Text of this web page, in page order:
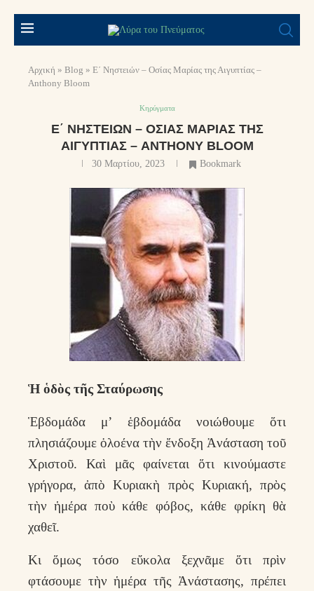
Αρχική » Blog » Ε΄ Νηστειών – Οσίας Μαρίας της Αιγυπτίας –
Anthony Bloom
Κηρύγματα
Ε΄ ΝΗΣΤΕΙΏΝ – ΟΣΊΑΣ ΜΑΡΊΑΣ ΤΗΣ
ΑΙΓΥΠΤΊΑΣ – ANTHONY BLOOM
30 Μαρτίου, 2023 Bookmark
Ἡ ὁδὸς τῆς Σταύρωσης
Ἑβδομάδα μ’ ἑβδομάδα νοιώθουμε ὅτι
πλησιάζουμε ὁλοένα τὴν ἔνδοξη Ἀνάσταση τοῦ
Χριστοῦ. Καὶ μᾶς φαίνεται ὅτι κινούμαστε
γρήγορα, ἀπὸ Κυριακὴ πρὸς Κυριακή, πρὸς
τὴν ἡμέρα ποὺ κάθε φόβος, κάθε φρίκη θὰ
χαθεῖ.
Κι ὅμως τόσο εὔκολα ξεχνᾶμε ὅτι πρὶν
φτάσουμε τὴν ἡμέρα τῆς Ἀνάστασης, πρέπει